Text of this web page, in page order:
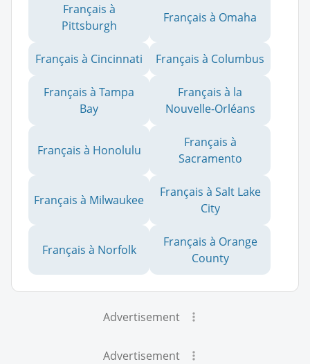
Français à
Pittsburgh
Français à Omaha
Français à Cincinnati Français à Columbus
Français à Tampa
Bay
Français à la
Nouvelle-Orléans
Français à Honolulu
Français à
Sacramento
Français à Milwaukee
Français à Salt Lake
City
Français à Norfolk
Français à Orange
County
Advertisement
Advertisement